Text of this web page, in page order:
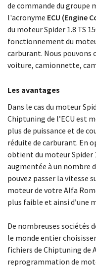
de commande du groupe
l'acronyme ECU (Engine
du moteur Spider 1.8 TS
fonctionnement du
carburant. Nous pouvons
voiture, camionnette,
Les avantages
Dans le cas du moteur
Chiptuning de l’ECU est
plus de puissance et de
réduite de carburant. En
obtient du moteur Spider
augmentée à un nombre
pouvez passer la vitesse
moteur de votre Alfa
plus faible et ainsi d’une
De nombreuses sociétés
le monde entier
fichiers de Chiptuning de
reprogrammation de